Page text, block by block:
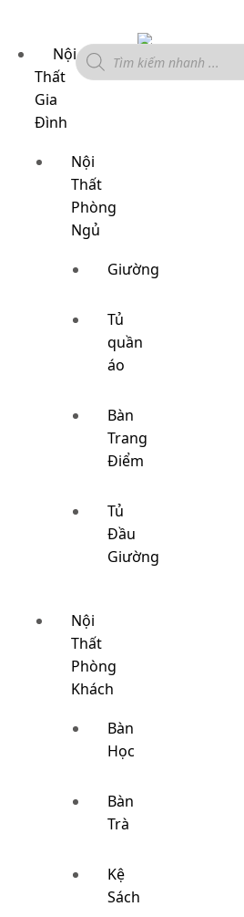
Nội
Thất
Gia
Đình
Nội
Thất
Phòng
Ngủ
Giường
Tủ
quần
áo
Bàn
Trang
Điểm
Tủ
Đầu
Giường
Nội
Thất
Phòng
Khách
Bàn
Học
Bàn
Trà
Kệ
Sách